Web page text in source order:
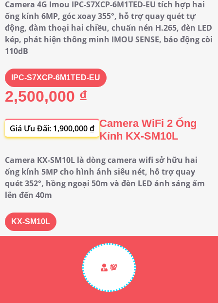
Camera 4G Imou IPC-S7XCP-6M1TED-EU tích hợp hai
ống kính 6MP, góc xoay 355°, hỗ trợ quay quét tự
động, đàm thoại hai chiều, chuẩn nén H.265, đèn LED
kép, phát hiện thông minh IMOU SENSE, báo động còi
110dB
IPC-S7XCP-6M1TED-EU
2,500,000 ₫
Giá Ưu Đãi: 1,900,000 ₫ Camera WiFi 2 Ống
Kính KX-SM10L
Camera KX-SM10L là dòng camera wifi sở hữu hai
ống kính 5MP cho hình ảnh siêu nét, hỗ trợ quay
quét 352°, hồng ngoại 50m và đèn LED ánh sáng ấm
lên đến 40m
KX-SM10L
💯